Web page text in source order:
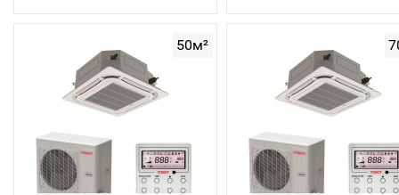
заботой о здоровье. Здесь применяются премиальные
технологии, которые благодаря становятся доступными
переплат.
50м²